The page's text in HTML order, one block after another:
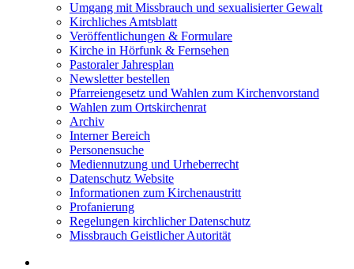
Umgang mit Missbrauch und sexualisierter Gewalt
Kirchliches Amtsblatt
Veröffentlichungen & Formulare
Kirche in Hörfunk & Fernsehen
Pastoraler Jahresplan
Newsletter bestellen
Pfarreiengesetz und Wahlen zum Kirchenvorstand
Wahlen zum Ortskirchenrat
Archiv
Interner Bereich
Personensuche
Mediennutzung und Urheberrecht
Datenschutz Website
Informationen zum Kirchenaustritt
Profanierung
Regelungen kirchlicher Datenschutz
Missbrauch Geistlicher Autorität